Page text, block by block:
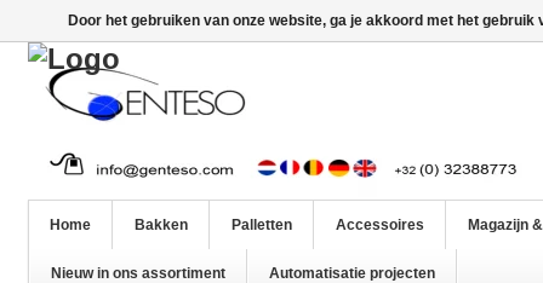
Home Bakken Palletten Accessoires Magazijn
Nieuw in ons assortiment Automatisatie projecten
Door het gebruiken van onze website, ga je akkoord met het